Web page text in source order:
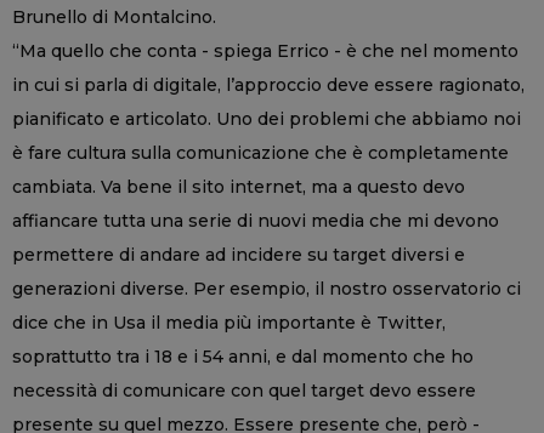
Brunello di Montalcino.
“Ma quello che conta - spiega Errico - è che nel momento
in cui si parla di digitale, l’approccio deve essere ragionato,
pianificato e articolato. Uno dei problemi che abbiamo noi
è fare cultura sulla comunicazione che è completamente
cambiata. Va bene il sito internet, ma a questo devo
affiancare tutta una serie di nuovi media che mi devono
permettere di andare ad incidere su target diversi e
generazioni diverse. Per esempio, il nostro osservatorio ci
dice che in Usa il media più importante è Twitter,
soprattutto tra i 18 e i 54 anni, e dal momento che ho
necessità di comunicare con quel target devo essere
presente su quel mezzo. Essere presente che, però -